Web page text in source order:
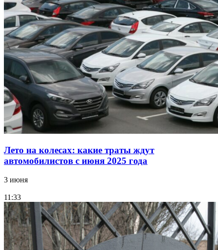
Лето на колесах: какие траты ждут
автомобилистов с июня 2025 года
3 июня
11:33